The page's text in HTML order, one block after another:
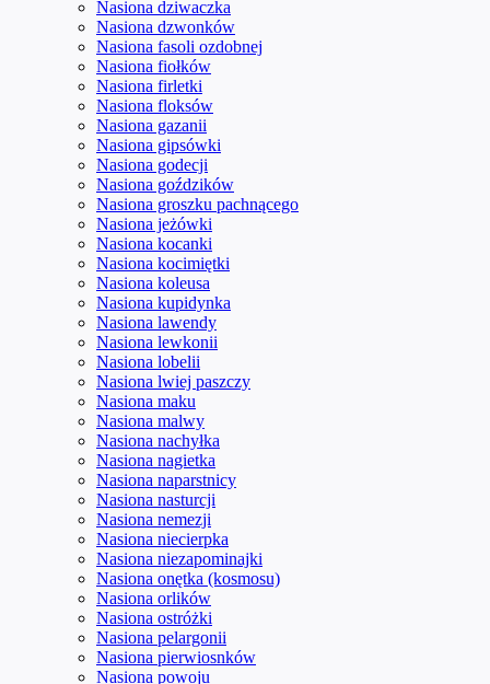
Nasiona dziwaczka
Nasiona dzwonków
Nasiona fasoli ozdobnej
Nasiona fiołków
Nasiona firletki
Nasiona floksów
Nasiona gazanii
Nasiona gipsówki
Nasiona godecji
Nasiona goździków
Nasiona groszku pachnącego
Nasiona jeżówki
Nasiona kocanki
Nasiona kocimiętki
Nasiona koleusa
Nasiona kupidynka
Nasiona lawendy
Nasiona lewkonii
Nasiona lobelii
Nasiona lwiej paszczy
Nasiona maku
Nasiona malwy
Nasiona nachyłka
Nasiona nagietka
Nasiona naparstnicy
Nasiona nasturcji
Nasiona nemezji
Nasiona niecierpka
Nasiona niezapominajki
Nasiona onętka (kosmosu)
Nasiona orlików
Nasiona ostróżki
Nasiona pelargonii
Nasiona pierwiosnków
Nasiona powoju